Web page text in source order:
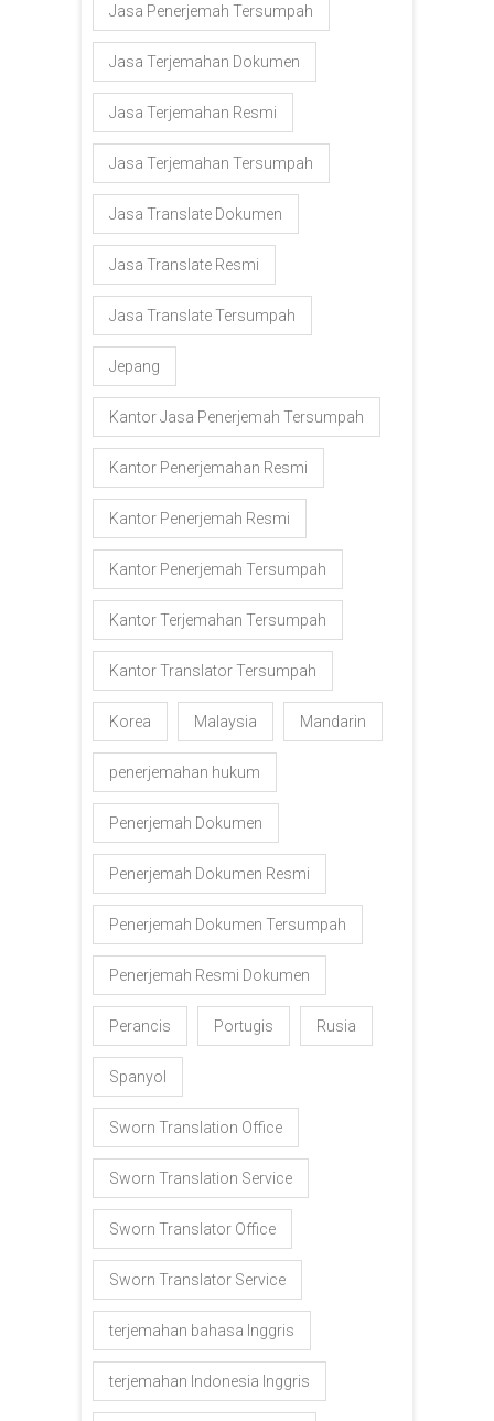
Jasa Penerjemah Tersumpah
Jasa Terjemahan Dokumen
Jasa Terjemahan Resmi
Jasa Terjemahan Tersumpah
Jasa Translate Dokumen
Jasa Translate Resmi
Jasa Translate Tersumpah
Jepang
Kantor Jasa Penerjemah Tersumpah
Kantor Penerjemahan Resmi
Kantor Penerjemah Resmi
Kantor Penerjemah Tersumpah
Kantor Terjemahan Tersumpah
Kantor Translator Tersumpah
Korea Malaysia Mandarin
penerjemahan hukum
Penerjemah Dokumen
Penerjemah Dokumen Resmi
Penerjemah Dokumen Tersumpah
Penerjemah Resmi Dokumen
Perancis Portugis Rusia
Spanyol
Sworn Translation Office
Sworn Translation Service
Sworn Translator Office
Sworn Translator Service
terjemahan bahasa Inggris
terjemahan Indonesia Inggris